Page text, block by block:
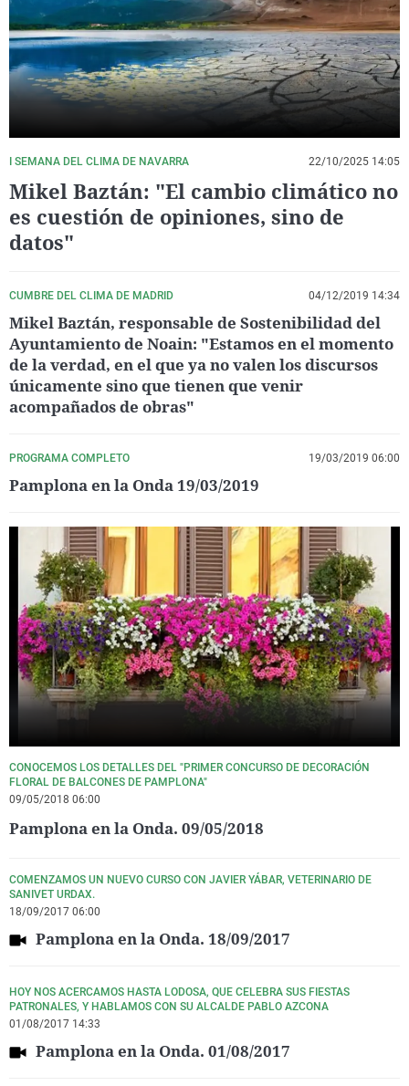
La rosa de los vientos
Gente viajera
Como el perro y el
Caso
Retornados
Equipo de
Operación Viuda
Extremadura
Galicia
La Rioja
Navarra
País Vasco
Virales
Televisión
Elecciones
I SEMANA DEL CLIMA DE NAVARRA 22/10/2025 14:05
Mikel Baztán: "El cambio climático no
es cuestión de opiniones, sino de
datos"
CUMBRE DEL CLIMA DE MADRID 04/12/2019 14:34
Mikel Baztán, responsable de Sostenibilidad del
Ayuntamiento de Noain: "Estamos en el momento
de la verdad, en el que ya no valen los discursos
únicamente sino que tienen que venir
acompañados de obras"
PROGRAMA COMPLETO 19/03/2019 06:00
Pamplona en la Onda 19/03/2019
CONOCEMOS LOS DETALLES DEL "PRIMER CONCURSO DE DECORACIÓN
FLORAL DE BALCONES DE PAMPLONA"
09/05/2018 06:00
Pamplona en la Onda. 09/05/2018
COMENZAMOS UN NUEVO CURSO CON JAVIER YÁBAR, VETERINARIO DE
SANIVET URDAX.
18/09/2017 06:00
Pamplona en la Onda. 18/09/2017
HOY NOS ACERCAMOS HASTA LODOSA, QUE CELEBRA SUS FIESTAS
PATRONALES, Y HABLAMOS CON SU ALCALDE PABLO AZCONA
01/08/2017 14:33
Pamplona en la Onda. 01/08/2017